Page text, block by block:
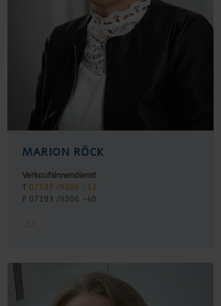
MARION RÖCK
Verkaufsinnendienst
T 07193 /9306 -13
F 07193 /9306 -40